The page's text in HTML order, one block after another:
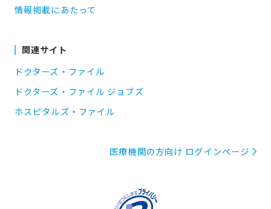
情報掲載にあたって
関連サイト
ドクターズ・ファイル
ドクターズ・ファイル ジョブズ
ホスピタルズ・ファイル
医療機関の方向け ログインページ